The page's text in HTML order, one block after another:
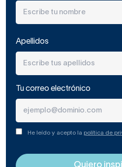
Apellidos
Tu correo electrónico
He leído y acepto la política de